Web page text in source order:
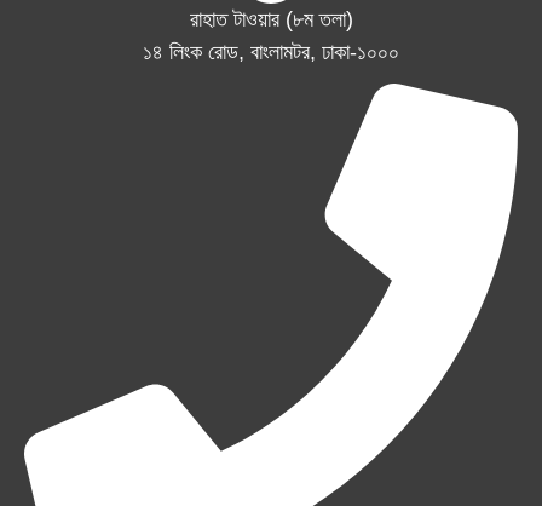
রাহাত টাওয়ার (৮ম তলা)
১৪ লিংক রোড, বাংলামটর, ঢাকা-১০০০